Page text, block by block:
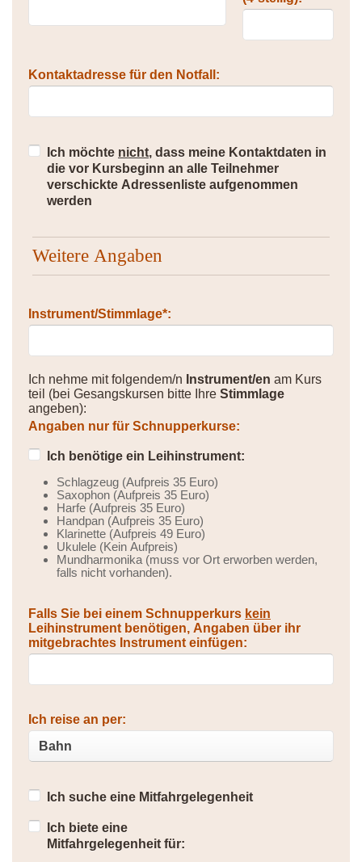
Kontaktadresse für den Notfall:
Ich möchte nicht, dass meine Kontaktdaten in
die vor Kursbeginn an alle Teilnehmer
verschickte Adressenliste aufgenommen
werden
Weitere Angaben
Instrument/Stimmlage*:
Ich nehme mit folgendem/n Instrument/en am Kurs
teil (bei Gesangskursen bitte Ihre Stimmlage
angeben):
Angaben nur für Schnupperkurse:
Ich benötige ein Leihinstrument:
Schlagzeug (Aufpreis 35 Euro)
Saxophon (Aufpreis 35 Euro)
Harfe (Aufpreis 35 Euro)
Handpan (Aufpreis 35 Euro)
Klarinette (Aufpreis 49 Euro)
Ukulele (Kein Aufpreis)
Mundharmonika (muss vor Ort erworben werden,
falls nicht vorhanden).
Falls Sie bei einem Schnupperkurs kein
Leihinstrument benötigen, Angaben über ihr
mitgebrachtes Instrument einfügen:
Ich reise an per:
Ich suche eine Mitfahrgelegenheit
Ich biete eine
Mitfahrgelegenheit für: